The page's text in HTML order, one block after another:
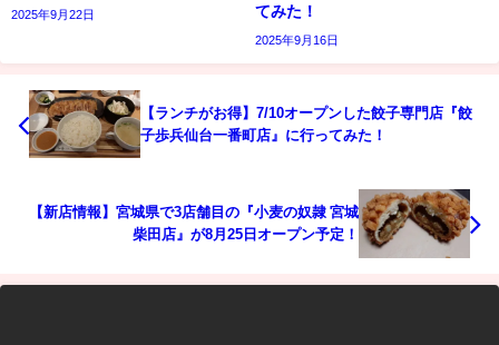
2025年9月22日
てみた！
2025年9月16日
【ランチがお得】7/10オープンした餃子専門店『餃
子歩兵仙台一番町店』に行ってみた！
【新店情報】宮城県で3店舗目の『小麦の奴隷 宮城
柴田店』が8月25日オープン予定！